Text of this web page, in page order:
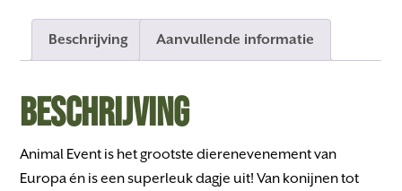
+
gratis
t.w.v.
€40
Beschrijving Aanvullende informatie
Beschrijving
Animal Event is het grootste dierenevenement van
Europa én is een superleuk dagje uit! Van konijnen tot